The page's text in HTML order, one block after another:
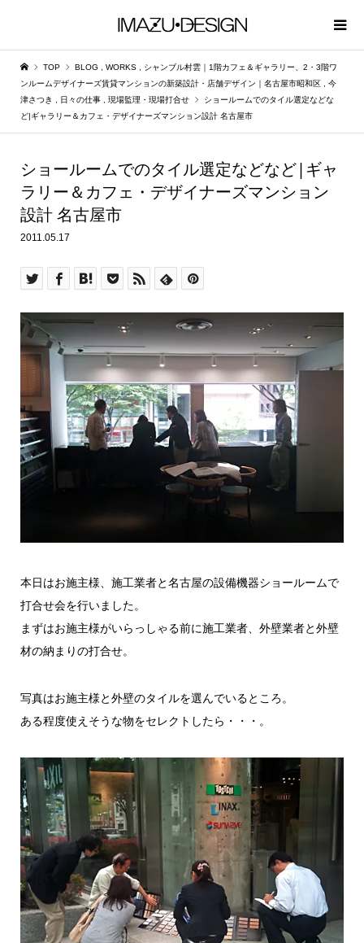
TOP BLOG WORKS
シャンブル村雲｜1階カフェ＆ギャラリー、2・3階ワ
ンルームデザイナーズ賃貸マンションの新築設計・店舗デザイン｜名古屋市昭和区
今
津さつき
日々の仕事 現場監理・現場打合せ
ショールームでのタイル選定などな
ど|ギャラリー＆カフェ・デザイナーズマンション設計 名古屋市
ショールームでのタイル選定などなど|ギャ
ラリー＆カフェ・デザイナーズマンション
設計 名古屋市
2011.05.17
本日はお施主様、施工業者と名古屋の設備機器ショールームで
打合せ会を行いました。
まずはお施主様がいらっしゃる前に施工業者、外壁業者と外壁
材の納まりの打合せ。
写真はお施主様と外壁のタイルを選んでいるところ。
ある程度使えそうな物をセレクトしたら・・・。